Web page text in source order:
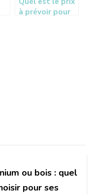
à prévoir pour
ou bois : quel
pour ses